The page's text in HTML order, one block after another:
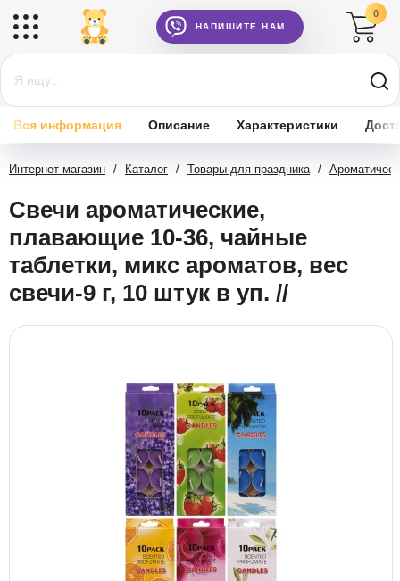
НАПИШИТЕ НАМ
0
Вся информация Описание Характеристики
Интернет-магазин / Каталог / Товары для праздника /
Свечи ароматические,
плавающие 10-36, чайные
таблетки, микс ароматов, вес
свечи-9 г, 10 штук в уп. //